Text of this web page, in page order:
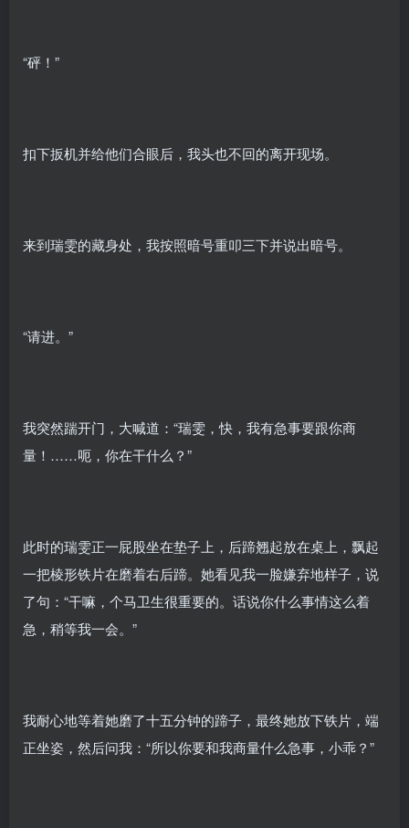
“砰！”
扣下扳机并给他们合眼后，我头也不回的离开现场。
来到瑞雯的藏身处，我按照暗号重叩三下并说出暗号。
“请进。”
我突然踹开门，大喊道：“瑞雯，快，我有急事要跟你商
量！……呃，你在干什么？”
此时的瑞雯正一屁股坐在垫子上，后蹄翘起放在桌上，飘起
一把棱形铁片在磨着右后蹄。她看见我一脸嫌弃地样子，说
了句：“干嘛，个马卫生很重要的。话说你什么事情这么着
急，稍等我一会。”
我耐心地等着她磨了十五分钟的蹄子，最终她放下铁片，端
正坐姿，然后问我：“所以你要和我商量什么急事，小乖？”